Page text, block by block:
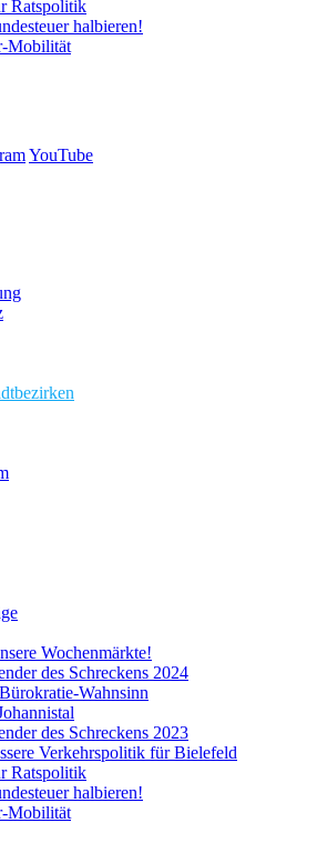
Ratspolitik
halbieren!
Mobilität
YouTube
Wochenmärkte!
des Schreckens 2024
Wahnsinn
des Schreckens 2023
Verkehrspolitik für Bielefeld​​
Ratspolitik
halbieren!
Mobilität